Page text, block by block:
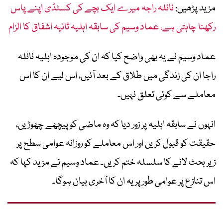
مزید پڑھیں:نائلہ راجہ میرے ایک بچے کی کسٹڈی اپنے پاس
رکھنا چاہتی ہے، عماد وسیم کی سابقہ اہلیہ ثانیہ اشفاق کا الزام
عماد وسیم نے یہ بھی واضح کیا کہ ان کی موجودہ اہلیہ نائلہ
راجا ان کی زندگی میں طلاق کے بعد آئیں، اس لیے ان کا اس
معاملے سے کوئی تعلق نہیں۔
انہوں نے سابقہ اہلیہ پر زور دیا کہ وہ ماضی کو پیچھے چھوڑیں،
حقیقت کو قبول کریں اور اس معاملے کو روزانہ عوامی سطح پر
زیر بحث لانے کا سلسلہ ختم کریں۔ عماد وسیم نے مزید کہا کہ
اس تنازع پر عوامی طور پر یہ ان کا آخری بیان ہوگا۔